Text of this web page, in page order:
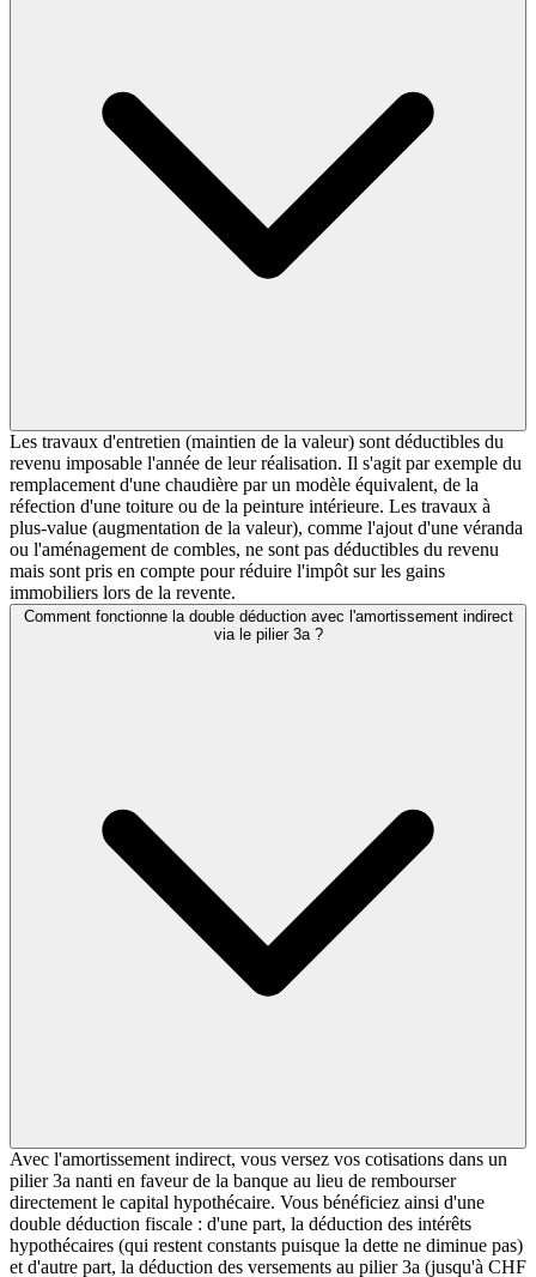
Les travaux d'entretien (maintien de la valeur) sont déductibles du
revenu imposable l'année de leur réalisation. Il s'agit par exemple du
remplacement d'une chaudière par un modèle équivalent, de la
réfection d'une toiture ou de la peinture intérieure. Les travaux à
plus-value (augmentation de la valeur), comme l'ajout d'une véranda
ou l'aménagement de combles, ne sont pas déductibles du revenu
mais sont pris en compte pour réduire l'impôt sur les gains
immobiliers lors de la revente.
Comment fonctionne la double déduction avec l'amortissement indirect
via le pilier 3a ?
Avec l'amortissement indirect, vous versez vos cotisations dans un
pilier 3a nanti en faveur de la banque au lieu de rembourser
directement le capital hypothécaire. Vous bénéficiez ainsi d'une
double déduction fiscale : d'une part, la déduction des intérêts
hypothécaires (qui restent constants puisque la dette ne diminue pas)
et d'autre part, la déduction des versements au pilier 3a (jusqu'à CHF